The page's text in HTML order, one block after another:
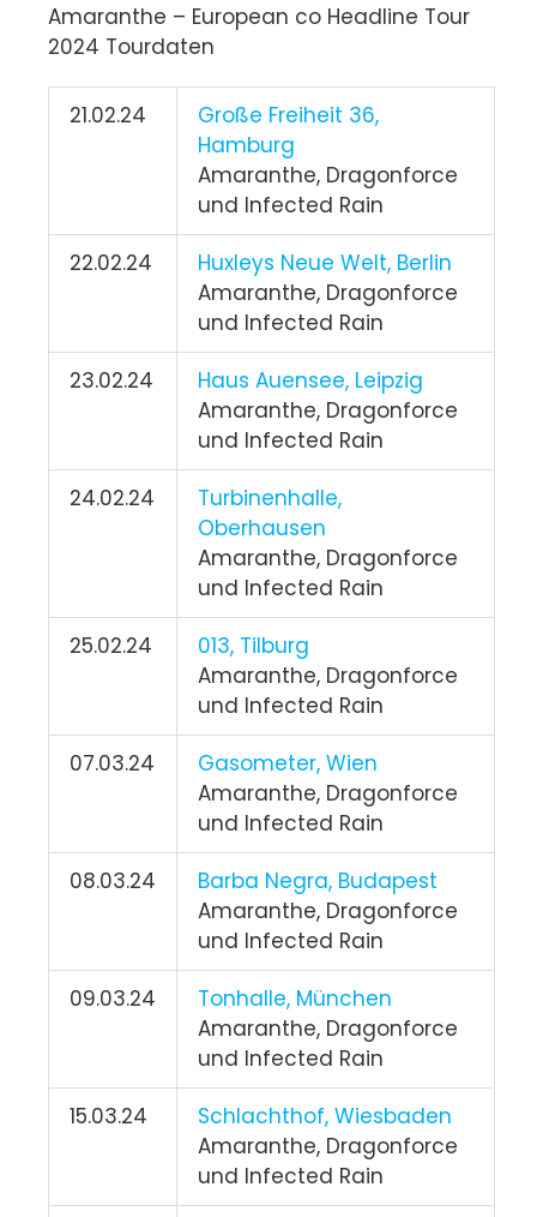
Amaranthe – European co Headline Tour
2024 Tourdaten
21.02.24
Große Freiheit 36,
Hamburg
Amaranthe, Dragonforce
und Infected Rain
22.02.24
Huxleys Neue Welt, Berlin
Amaranthe, Dragonforce
und Infected Rain
23.02.24
Haus Auensee, Leipzig
Amaranthe, Dragonforce
und Infected Rain
24.02.24
Turbinenhalle,
Oberhausen
Amaranthe, Dragonforce
und Infected Rain
25.02.24
013, Tilburg
Amaranthe, Dragonforce
und Infected Rain
07.03.24
Gasometer, Wien
Amaranthe, Dragonforce
und Infected Rain
08.03.24
Barba Negra, Budapest
Amaranthe, Dragonforce
und Infected Rain
09.03.24
Tonhalle, München
Amaranthe, Dragonforce
und Infected Rain
15.03.24
Schlachthof, Wiesbaden
Amaranthe, Dragonforce
und Infected Rain